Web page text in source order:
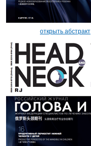
открыть абстракт